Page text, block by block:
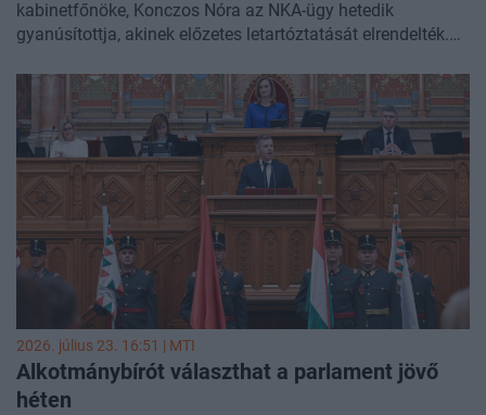
kabinetfőnöke, Konczos Nóra az NKA-ügy hetedik
gyanúsítottja, akinek előzetes letartóztatását elrendelték.
őrizetbe és hallgatták ki
2026. július 23. 16:51 | MTI
Alkotmánybírót választhat a parlament jövő
héten